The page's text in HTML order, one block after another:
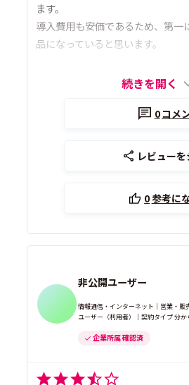
ます。
導入費用も安価であるため、第一
品になっていると思います。
続きを開く
0コメ
レビュー
0参考に
非公開ユーザー
情報通信・インターネット｜営業・販
ユーザー（利用者）｜契約タイプ 分か
企業所属 確認済